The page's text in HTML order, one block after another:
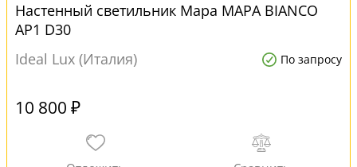
Настенный светильник Mapa MAPA BIANCO
AP1 D30
Ideal Lux (Италия)
По запросу
10 800 ₽